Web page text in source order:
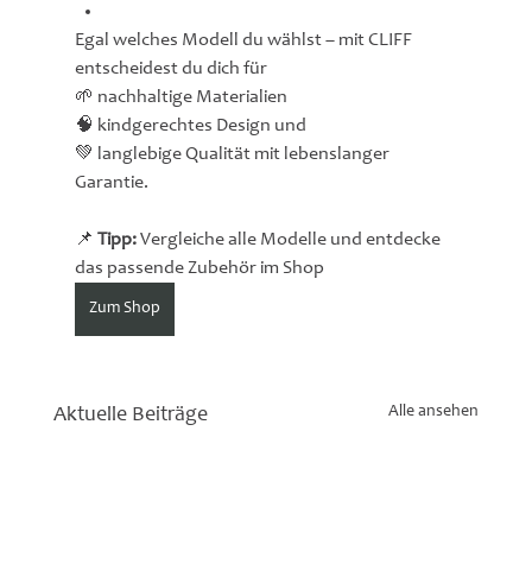
Egal welches Modell du wählst – mit CLIFF
entscheidest du dich für
🌱 nachhaltige Materialien
🧠 kindgerechtes Design und
💚 langlebige Qualität mit lebenslanger
Garantie.
📌 Tipp: Vergleiche alle Modelle und entdecke
das passende Zubehör im Shop
Zum Shop
Aktuelle Beiträge Alle ansehen